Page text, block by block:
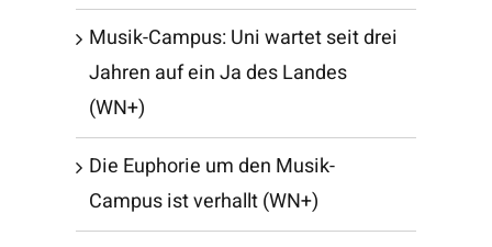
Musik-Campus: Uni wartet seit drei
Jahren auf ein Ja des Landes
(WN+)
Die Euphorie um den Musik-
Campus ist verhallt (WN+)